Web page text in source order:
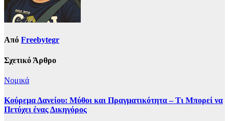
Από Freebytegr
Σχετικό Άρθρο
Νομικά
Κούρεμα Δανείου: Μύθοι και Πραγματικότητα – Τι Μπορεί να
Πετύχει ένας Δικηγόρος